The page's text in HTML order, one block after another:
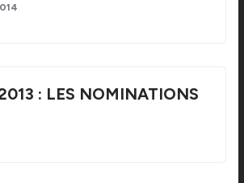
: LES NOMINATIONS